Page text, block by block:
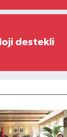
destekli